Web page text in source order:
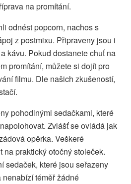
na promítání.
odnést popcorn, nachos s
z postmixu. Připraveny jsou i
kávu. Pokud dostanete chuť na
promítání, můžete si dojít pro
filmu. Dle našich zkušeností,
pohodlnými sedačkami, které
Zvlášť se ovládá jak
opěrka. Veškeré
praktický otočný stoleček.
sedaček, které jsou seřazeny
téměř žádné